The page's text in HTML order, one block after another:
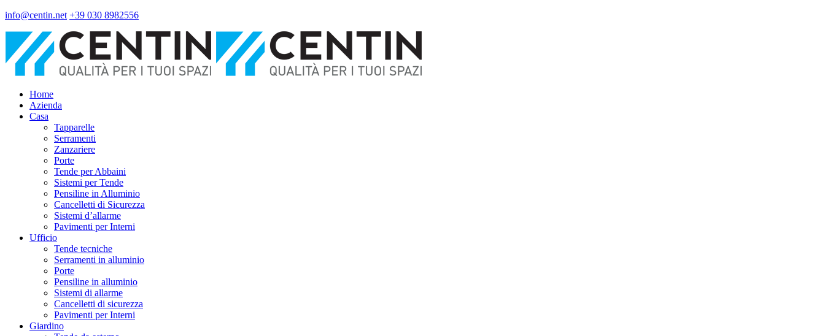
info@centin.net +39 030 8982556
Home
Azienda
Casa
Tapparelle
Serramenti
Zanzariere
Porte
Tende per Abbaini
Sistemi per Tende
Pensiline in Alluminio
Cancelletti di Sicurezza
Sistemi d’allarme
Pavimenti per Interni
Ufficio
Tende tecniche
Serramenti in alluminio
Porte
Pensiline in alluminio
Sistemi di allarme
Cancelletti di sicurezza
Pavimenti per Interni
Giardino